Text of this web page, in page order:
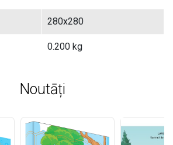
280x280
0.200 kg
Noutāți